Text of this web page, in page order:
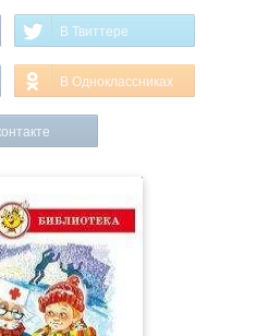
В Твиттере
В Одноклассниках